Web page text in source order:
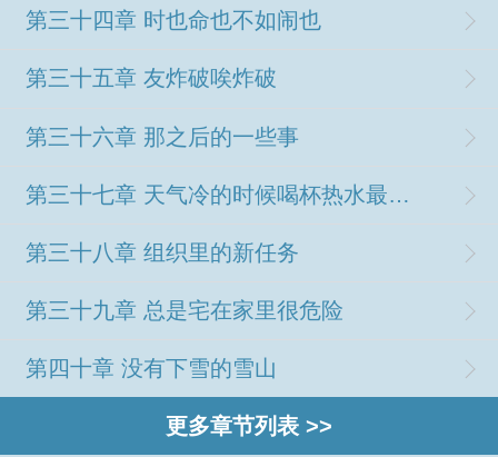
第三十四章 时也命也不如闹也
第三十五章 友炸破唉炸破
第三十六章 那之后的一些事
第三十七章 天气冷的时候喝杯热水最好了
第三十八章 组织里的新任务
第三十九章 总是宅在家里很危险
第四十章 没有下雪的雪山
更多章节列表 >>